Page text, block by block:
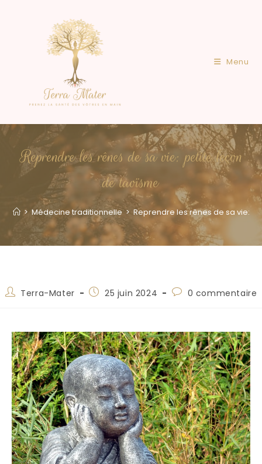
Menu
Reprendre les rênes de sa vie: petite leçon
de taoïsme
> Médecine traditionnelle > Reprendre les rênes de sa vie:
Terra-Mater 25 juin 2024 0 commentaire